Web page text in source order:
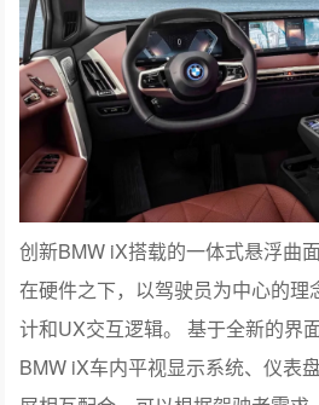
创新BMW iX搭载的一体式悬浮曲
在硬件之下，以驾驶员为中心的理
计和UX交互逻辑。 基于全新的界
BMW iX车内平视显示系统、仪表